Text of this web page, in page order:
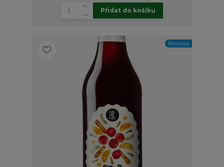
Přidat do košíku
Novinka